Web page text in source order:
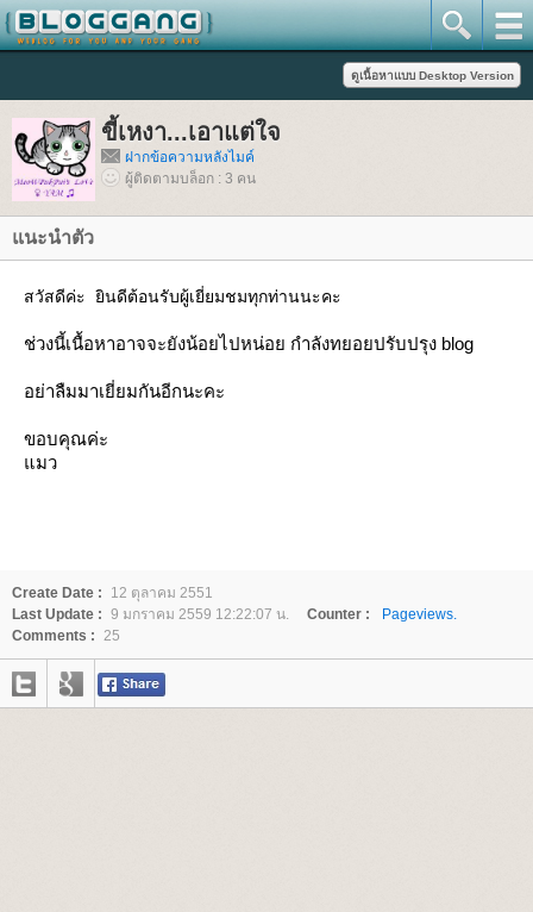
ขี้เหงา...เอาแต่ใจ
ฝากข้อความหลังไมค์
ผู้ติดตามบล็อก : 3 คน
นะนำตัว
สวัสดีค่ะ ยินดีต้อนรับผู้เยี่ยมชมทุกท่านนะคะ
ช่วงนี้เนื้อหาอาจจะยังน้อยไปหน่อย กำลังทยอยปรับปรุง blog
อย่าลืมมาเยี่ยมกันอีกนะคะ
ขอบคุณค่ะ
มว
Create Date :
12 ตุลาคม 2551
Last Update : 9 มกราคม 2559 12:22:07 น. Counter :
Pageviews.
Comments : 25